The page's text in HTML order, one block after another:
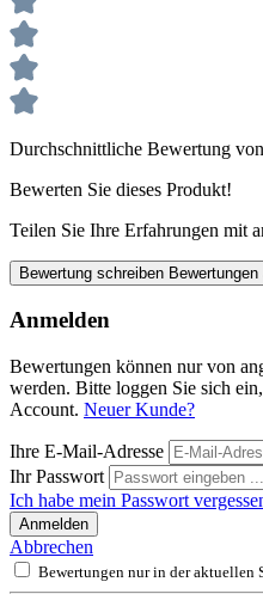
Durchschnittliche Bewertung
Bewerten Sie dieses Produkt!
Teilen Sie Ihre Erfahrungen mit
Bewertung schreiben
Anmelden
Bewertungen können nur von
werden. Bitte loggen Sie sich
Account. Neuer Kunde?
Ihre E-Mail-Adresse
Ihr Passwort
Ich habe mein Passwort
Anmelden
Abbrechen
Bewertungen nur in der aktuellen